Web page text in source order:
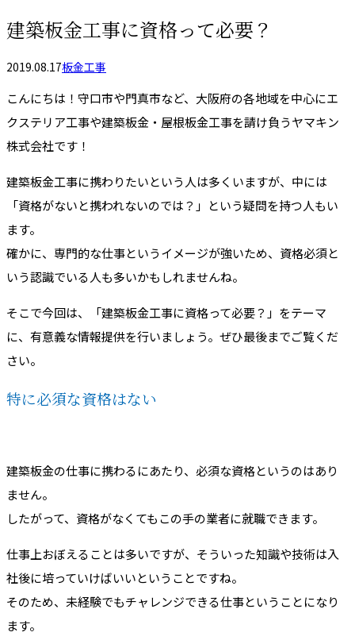
建築板金工事に資格って必要？
2019.08.17板金工事
こんにちは！守口市や門真市など、大阪府の各地域を中心にエ
クステリア工事や建築板金・屋根板金工事を請け負うヤマキン
株式会社です！
建築板金工事に携わりたいという人は多くいますが、中には
「資格がないと携われないのでは？」という疑問を持つ人もい
ます。
確かに、専門的な仕事というイメージが強いため、資格必須と
いう認識でいる人も多いかもしれませんね。
そこで今回は、「建築板金工事に資格って必要？」をテーマ
に、有意義な情報提供を行いましょう。ぜひ最後までご覧くだ
さい。
特に必須な資格はない
建築板金の仕事に携わるにあたり、必須な資格というのはあり
ません。
したがって、資格がなくてもこの手の業者に就職できます。
仕事上おぼえることは多いですが、そういった知識や技術は入
社後に培っていけばいいということですね。
そのため、未経験でもチャレンジできる仕事ということになり
ます。